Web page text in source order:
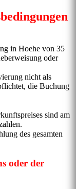
in Hoehe von 35
oder
nicht als
die Buchung
sind am
des gesamten
oder der